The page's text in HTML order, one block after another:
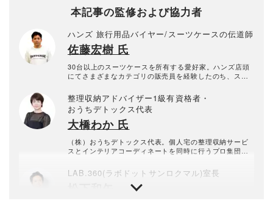
本記事の監修および協力者
ハンズ 旅行用品バイヤー/スーツケースの伝道師
佐藤宏樹 氏
30台以上のスーツケースを所有する愛好家。ハンズ店頭
にてさまざまなカテゴリの販売員を経験したのち、スー
広めるべく、トラベル用品全般の情報発信を行ってい
る。アンブレラ・マスターの資格を持ち、傘やレインウ
ェアなどレイン用品の担当バイヤーとしても活躍中。
整理収納アドバイザー1級有資格者・
おうちデトックス代表
大橋わか 氏
（株）おうちデトックス代表。個人宅の整理収納サービ
スとインテリアコーディネートを同時に行うプロ集団。
者。年間約1000回以上のお片づけに悩む個人宅の整理収
納サービス実績あり。
LAB.360(ラボドットサンロクマル)室長